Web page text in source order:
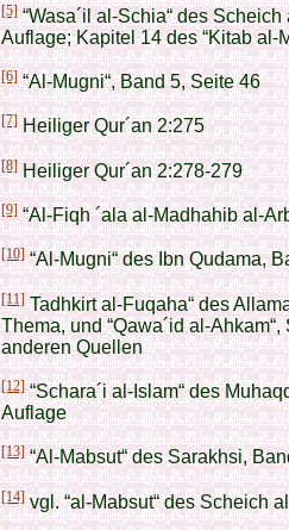
[5]“Wasa´il al-Schia“ des
Auflage; Kapitel 14 des “Kitab al-
[6]“Al-Mugni“, Band 5, Seite 46
[7]Heiliger Qur´an 2:275
[8]Heiliger Qur´an 2:278-279
[9]“Al-Fiqh ´ala al-Madhahib al-
[10]“Al-Mugni“ des Ibn Qudama,
[11]Tadhkirt al-Fuqaha“ des
Thema, und “Qawa´id al-
anderen Quellen
[12]“Schara´i al-Islam“ des
Auflage
[13]“Al-Mabsut“ des Sarakhsi,
[14]vgl. “al-Mabsut“ des Scheich